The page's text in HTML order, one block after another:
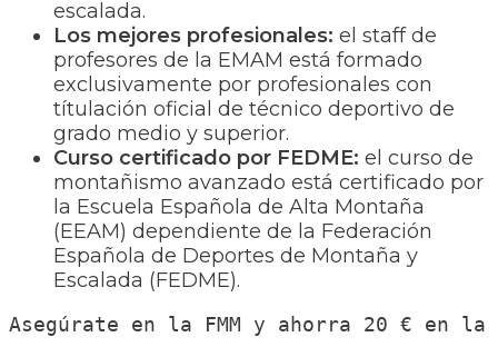
escalada.
Los mejores profesionales: el staff de
profesores de la EMAM está formado
exclusivamente por profesionales con
títulación oficial de técnico deportivo de
grado medio y superior.
Curso certificado por FEDME: el curso de
montañismo avanzado está certificado por
la Escuela Española de Alta Montaña
(EEAM) dependiente de la Federación
Española de Deportes de Montaña y
Escalada (FEDME).
Asegúrate en la FMM y ahorra 20 € en